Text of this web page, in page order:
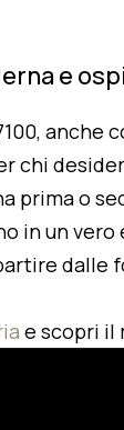
e
anche
chi
prima o
in un vero
dalle
e scopri il